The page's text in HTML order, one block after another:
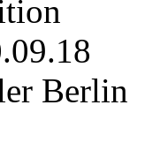
Berlin